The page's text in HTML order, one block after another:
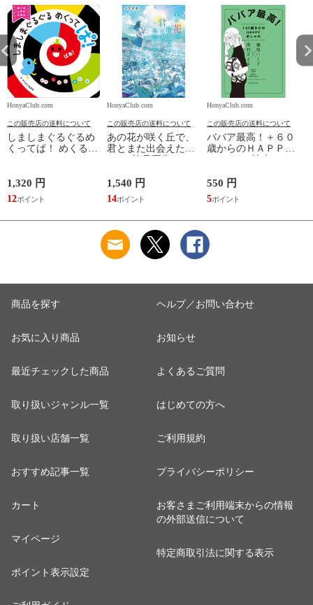
HonyaClub.com
この販売店の送料について
しましまぐるぐるめ
くってぱ！ めくるし
1,320 円
12
HonyaClub.com
この販売店の送料について
あの花が咲く丘で、
君とまた出会えた
1,540 円
14
HonyaClub.com
この販売店の送料について
ババア最高！＋６０
歳からのＨＡＰＰＹ
550 円
5
商品を探す
お気に入り商品
最近チェックした商品
取り扱いジャンル一覧
取り扱い店舗一覧
おすすめ記事一覧
カート
マイページ
ポイント表示設定
ヘルプ／お問い合わせ
お知らせ
よくあるご質問
はじめての方へ
ご利用規約
プライバシーポリシー
お客さまご利用端末からの情報
の外部送信について
特定商取引法に関する表示